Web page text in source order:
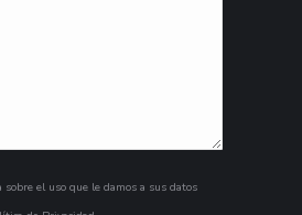
el uso que le damos a sus datos